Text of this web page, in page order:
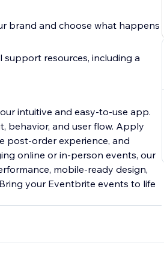
brand and choose what happens
resources, including a
intuitive and easy-to-use app.
behavior, and user flow. Apply
post-order experience, and
online or in-person events, our
mobile-ready design,
your Eventbrite events to life